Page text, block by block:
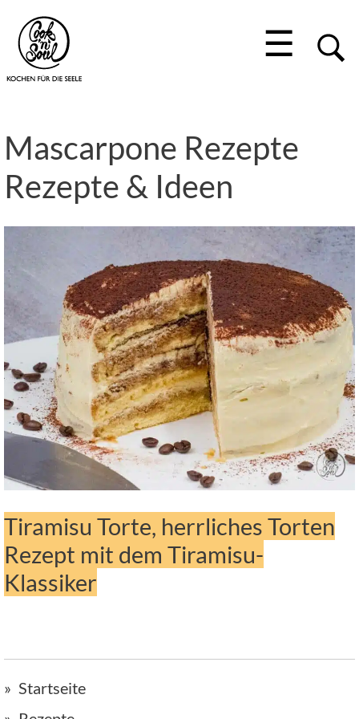
☰
Mascarpone Rezepte
Rezepte & Ideen
Tiramisu Torte, herrliches Torten
Rezept mit dem Tiramisu-
Klassiker
Startseite